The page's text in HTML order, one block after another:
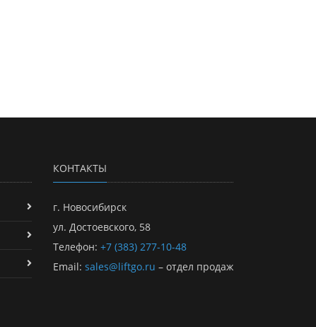
КОНТАКТЫ
г. Новосибирск
ул. Достоевского, 58
Телефон: +7 (383) 277-10-48
Email: sales@liftgo.ru – отдел продаж